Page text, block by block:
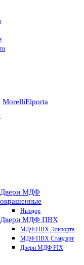
MorelliElporta
Двери МДФ
окрашенные
Ньюдор
Двери МДФ ПВХ
МДФ ПВХ Эльпорта
МДФ ПВХ Стандарт
Двери МДФ FIX